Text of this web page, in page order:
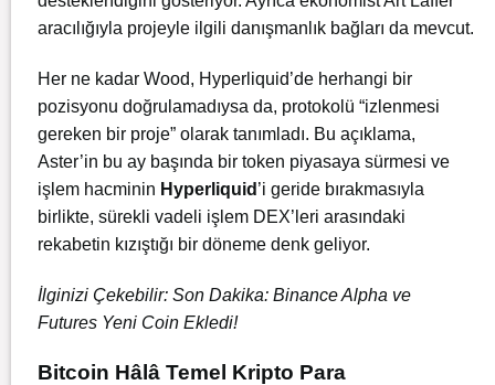
aracılığıyla projeyle ilgili danışmanlık bağları da mevcut.
Her ne kadar Wood, Hyperliquid’de herhangi bir
pozisyonu doğrulamadıysa da, protokolü “izlenmesi
gereken bir proje” olarak tanımladı. Bu açıklama,
Aster’in bu ay başında bir token piyasaya sürmesi ve
işlem hacminin Hyperliquid ’i geride bırakmasıyla
birlikte, sürekli vadeli işlem DEX’leri arasındaki
rekabetin kızıştığı bir döneme denk geliyor.
İlginizi Çekebilir: Son Dakika: Binance Alpha ve
Futures Yeni Coin Ekledi!
Bitcoin Hâlâ Temel Kripto Para